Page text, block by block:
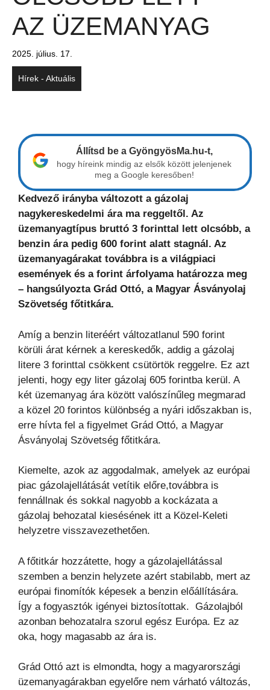
AZ ÜZEMANYAG
2025. július. 17.
Hírek - Aktuális
Állítsd be a GyöngyösMa.hu-t,
hogy híreink mindig az elsők között jelenjenek
meg a Google keresőben!
Kedvező irányba változott a gázolaj
nagykereskedelmi ára ma reggeltől. Az
üzemanyagtípus bruttó 3 forinttal lett olcsóbb, a
benzin ára pedig 600 forint alatt stagnál. Az
üzemanyagárakat továbbra is a világpiaci
események és a forint árfolyama határozza meg
– hangsúlyozta Grád Ottó, a Magyar Ásványolaj
Szövetség főtitkára.
Amíg a benzin literéért változatlanul 590 forint
körüli árat kérnek a kereskedők, addig a gázolaj
litere 3 forinttal csökkent csütörtök reggelre. Ez azt
jelenti, hogy egy liter gázolaj 605 forintba kerül. A
két üzemanyag ára között valószínűleg megmarad
a közel 20 forintos különbség a nyári időszakban is,
erre hívta fel a figyelmet Grád Ottó, a Magyar
Ásványolaj Szövetség főtitkára.
Kiemelte, azok az aggodalmak, amelyek az európai
piac gázolajellátását vetítik előre,továbbra is
fennállnak és sokkal nagyobb a kockázata a
gázolaj behozatal kiesésének itt a Közel-Keleti
helyzetre visszavezethetően.
A főtitkár hozzátette, hogy a gázolajellátással
szemben a benzin helyzete azért stabilabb, mert az
európai finomítók képesek a benzin előállítására.
Így a fogyasztók igényei biztosítottak. Gázolajból
azonban behozatalra szorul egész Európa. Ez az
oka, hogy magasabb az ára is.
Grád Ottó azt is elmondta, hogy a magyarországi
üzemanyagárakban egyelőre nem várható változás,